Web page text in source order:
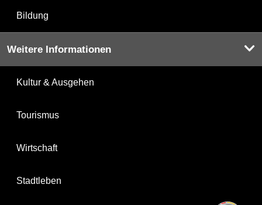
Bildung
Weitere Informationen
Kultur & Ausgehen
Tourismus
Wirtschaft
Stadtleben